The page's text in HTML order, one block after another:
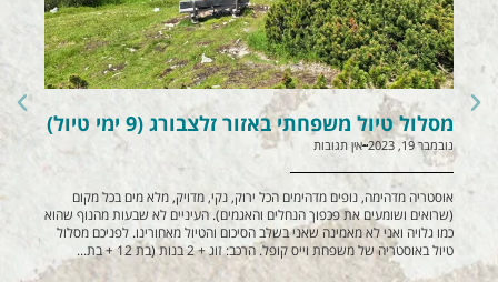
מסלול טיול משפחתי באזור זלצבורג (9 ימי טיול)
נובמבר 19, 2023 אין תגובות
אוסטריה מדהימה, נופים מדהימים הכל ירוק, נקי, מדויק, מלא מים בכל מקום
(שרואים ושומעים את פכפוך הנחלים והאגמים). העיניים לא שבעות מהנוף שהוא
כמו גלויה ואני לא מאמינה שאני בשלב הסיכום והטיול מאחורינו. לפניכם מסלול
טיול באוסטריה של משפחת וייס קופל. הרכב: זוג + 2 בנות (בת 12 + בת...
טיול